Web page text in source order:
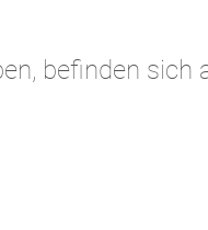
befinden sich